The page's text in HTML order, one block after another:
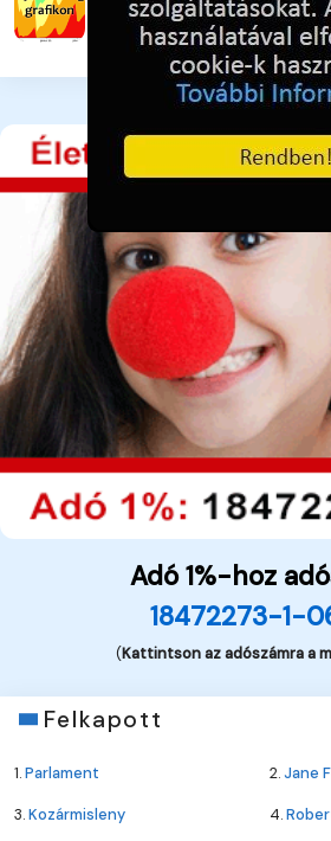
2 hete ezelőtt 79
Adó 1%-hoz
18472273-1-
(Kattintson az adószámra a
Felkapott
1.Parlament 2.Jane
3.Kozármisleny 4.